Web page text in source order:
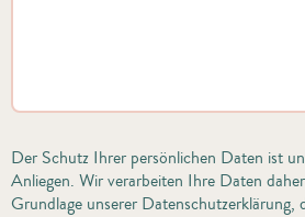
Der Schutz Ihrer persönlichen Daten ist
Anliegen. Wir verarbeiten Ihre Daten
Grundlage unserer Datenschutzerklärung,